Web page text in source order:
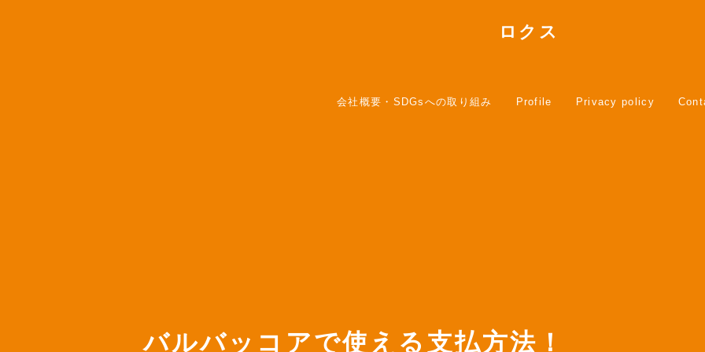
ロクス
会社概要・SDGsへの取り組み Profile Privacy policy
バルバッコアで使える支払方法！